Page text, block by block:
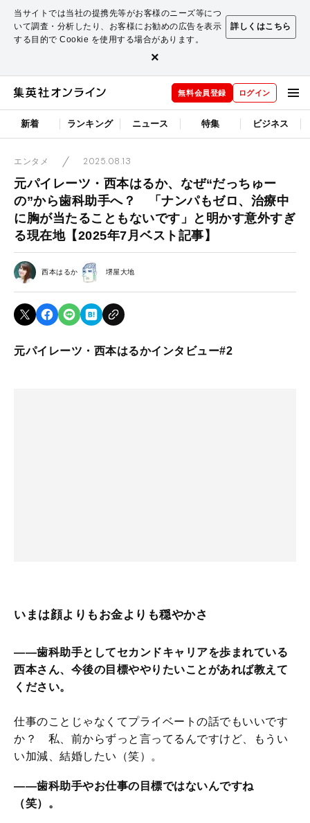
当サイトでは当社の提携先等がお客様のニーズ等につ
いて調査・分析したり、お客様にお勧めの広告を表示
する目的で Cookie を使用する場合があります。
詳しくはこちら
×
無料会員登録 ログイン
新着 ランキング ニュース 特集 ビジネス
エンタメ 2025.08.13
元パイレーツ・西本はるか、なぜ“だっちゅー
の”から歯科助手へ？ 「ナンパもゼロ、治療中
に胸が当たることもないです」と明かす意外すぎ
る現在地【2025年7月ベスト記事】
西本はるか 堺屋大地
元パイレーツ・西本はるかインタビュー#2
いまは顔よりもお金よりも穏やかさ
――歯科助手としてセカンドキャリアを歩まれている
西本さん、今後の目標ややりたいことがあれば教えて
ください。
仕事のことじゃなくてプライベートの話でもいいです
か？ 私、前からずっと言ってるんですけど、もうい
い加減、結婚したい（笑）。
――歯科助手やお仕事の目標ではないんですね
（笑）。